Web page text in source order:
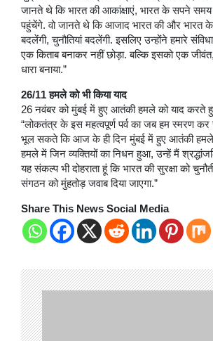
जानते थे कि भारत की आकांक्षाएं, भारत के सपने
पहुंचेंगे. वो जानते थे कि आजाद भारत की और भारत
बदलेंगी, चुनौतियां बदलेंगी. इसलिए उन्होंने हमारे
एक किताब बनाकर नहीं छोड़ा. बल्कि इसको एक
धारा बनाया.”
26/11 हमले को भी किया याद
26 नवंबर को मुंबई में हुए आतंकी हमले को याद करते
“लोकतंत्र के इस महत्वपूर्ण पर्व का जब हम स्मरण कर
भूल सकते कि आज के ही दिन मुंबई में हुए आतंकी हमले
हमले में जिन व्यक्तियों का निधन हुआ, उन्हें मैं
यह संकल्प भी दोहराता हूं कि भारत की सुरक्षा को
संगठन को मुंहतोड़ जवाब दिया जाएगा.”
Share This News Social Media